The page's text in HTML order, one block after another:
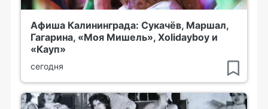
Афиша Калининграда: Сукачёв, Маршал,
Гагарина, «Моя Мишель», Xolidayboy и
«Кауп»
сегодня